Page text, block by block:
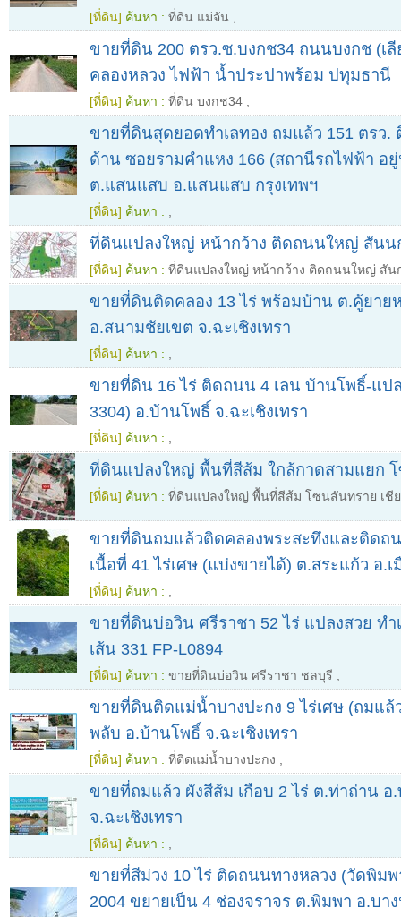
[ที่ดิน] ค้นหา : ที่ดิน แม่จัน
ขายที่ดิน 200 ตรว.ซ.บงกช34 ถนนบงกช (เลี
คลองหลวง ไฟฟ้า น้ำประปาพร้อม ปทุมธานี
[ที่ดิน] ค้นหา : ที่ดิน บงกช34
ขายที่ดินสุดยอดทำเลทอง ถมแล้ว 151 ตรว.
ด้าน ซอยรามคำแหง 166 (สถานีรถไฟฟ้า อ
ต.แสนแสบ อ.แสนแสบ กรุงเทพฯ
[ที่ดิน] ค้นหา :
ที่ดินแปลงใหญ่ หน้ากว้าง ติดถนนใหญ่ สันน
[ที่ดิน] ค้นหา : ที่ดินแปลงใหญ่ หน้ากว้าง ติดถนนใหญ่ สัน
ขายที่ดินติดคลอง 13 ไร่ พร้อมบ้าน ต.คู้ยาย
อ.สนามชัยเขต จ.ฉะเชิงเทรา
[ที่ดิน] ค้นหา :
ขายที่ดิน 16 ไร่ ติดถนน 4 เลน บ้านโพธิ์-แป
3304) อ.บ้านโพธิ์ จ.ฉะเชิงเทรา
[ที่ดิน] ค้นหา :
ที่ดินแปลงใหญ่ พื้นที่สีส้ม ใกล้กาดสามแยก
[ที่ดิน] ค้นหา : ที่ดินแปลงใหญ่ พื้นที่สีส้ม โซนสันทราย เชี
ขายที่ดินถมแล้วติดคลองพระสะทึงและติดถ
เนื้อที่ 41 ไร่เศษ (แบ่งขายได้) ต.สระแก้ว อ.เ
[ที่ดิน] ค้นหา :
ขายที่ดินบ่อวิน ศรีราชา 52 ไร่ แปลงสวย ทำ
เส้น 331 FP-L0894
[ที่ดิน] ค้นหา : ขายที่ดินบ่อวิน ศรีราชา ชลบุรี
ขายที่ดินติดแม่น้ำบางปะกง 9 ไร่เศษ (ถมแล้
พลับ อ.บ้านโพธิ์ จ.ฉะเชิงเทรา
[ที่ดิน] ค้นหา : ที่ติดแม่น้ำบางปะกง
ขายที่ถมแล้ว ผังสีส้ม เกือบ 2 ไร่ ต.ท่าถ่าน
จ.ฉะเชิงเทรา
[ที่ดิน] ค้นหา :
ขายที่สีม่วง 10 ไร่ ติดถนนทางหลวง (วัดพิมพ
2004 ขยายเป็น 4 ช่องจราจร ต.พิมพา อ.บา